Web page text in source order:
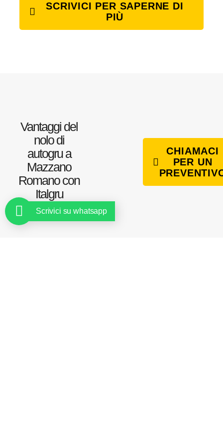
SCRIVICI PER SAPERNE DI
PIÙ
Vantaggi del
nolo di
autogru a
Mazzano
Romano con
Italgru
sollevamenti
CHIAMACI
PER UN
Scrivici su whatsapp